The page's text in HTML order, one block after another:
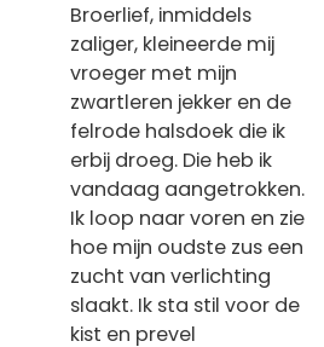
Broerlief, inmiddels
zaliger, kleineerde mij
vroeger met mijn
zwartleren jekker en de
felrode halsdoek die ik
erbij droeg. Die heb ik
vandaag aangetrokken.
Ik loop naar voren en zie
hoe mijn oudste zus een
zucht van verlichting
slaakt. Ik sta stil voor de
kist en prevel